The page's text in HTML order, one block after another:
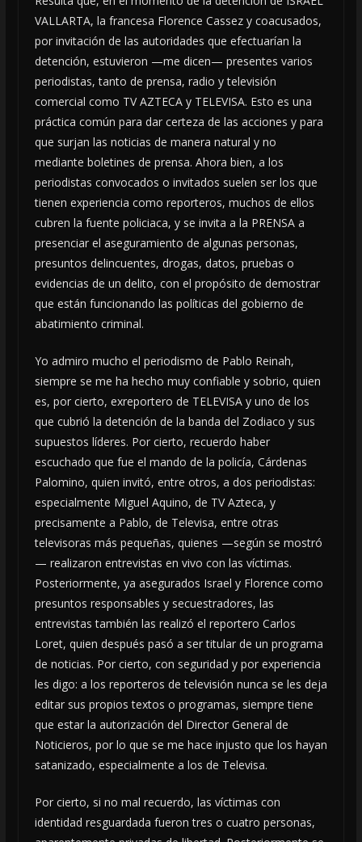
VALLARTA, la francesa Florence Cassez y coacusados,
por invitación de las autoridades que efectuarían la
detención, estuvieron —me dicen— presentes varios
periodistas, tanto de prensa, radio y televisión
comercial como TV AZTECA y TELEVISA. Esto es una
práctica común para dar certeza de las acciones y para
que surjan las noticias de manera natural y no
mediante boletines de prensa. Ahora bien, a los
periodistas convocados o invitados suelen ser los que
tienen experiencia como reporteros, muchos de ellos
cubren la fuente policiaca, y se invita a la PRENSA a
presenciar el aseguramiento de algunas personas,
presuntos delincuentes, drogas, datos, pruebas o
evidencias de un delito, con el propósito de demostrar
que están funcionando las políticas del gobierno de
abatimiento criminal.
Yo admiro mucho el periodismo de Pablo Reinah,
siempre se me ha hecho muy confiable y sobrio, quien
es, por cierto, exreportero de TELEVISA y uno de los
que cubrió la detención de la banda del Zodiaco y sus
supuestos líderes. Por cierto, recuerdo haber
escuchado que fue el mando de la policía, Cárdenas
Palomino, quien invitó, entre otros, a dos periodistas:
especialmente Miguel Aquino, de TV Azteca, y
precisamente a Pablo, de Televisa, entre otras
televisoras más pequeñas, quienes —según se mostró
— realizaron entrevistas en vivo con las víctimas.
Posteriormente, ya asegurados Israel y Florence como
presuntos responsables y secuestradores, las
entrevistas también las realizó el reportero Carlos
Loret, quien después pasó a ser titular de un programa
de noticias. Por cierto, con seguridad y por experiencia
les digo: a los reporteros de televisión nunca se les deja
editar sus propios textos o programas, siempre tiene
que estar la autorización del Director General de
Noticieros, por lo que se me hace injusto que los hayan
satanizado, especialmente a los de Televisa.
Por cierto, si no mal recuerdo, las víctimas con
identidad resguardada fueron tres o cuatro personas,